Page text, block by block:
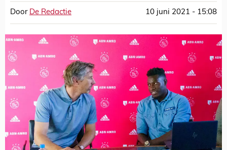
Door De Redactie 10 juni 2021 - 15:08